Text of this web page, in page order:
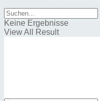
Keine Ergebnisse
View All Result